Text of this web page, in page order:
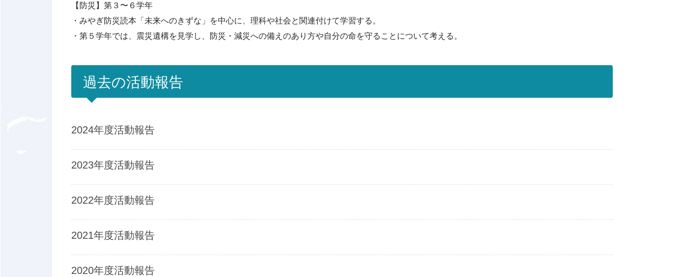
【防災】第３〜６学年
・みやぎ防災読本「未来へのきずな」を中心に、理科や社会と関連付けて学習する。
・第５学年では、震災遺構を見学し、防災・減災への備えのあり方や自分の命を守ることについて考える。
過去の活動報告
2024年度活動報告
2023年度活動報告
2022年度活動報告
2021年度活動報告
2020年度活動報告